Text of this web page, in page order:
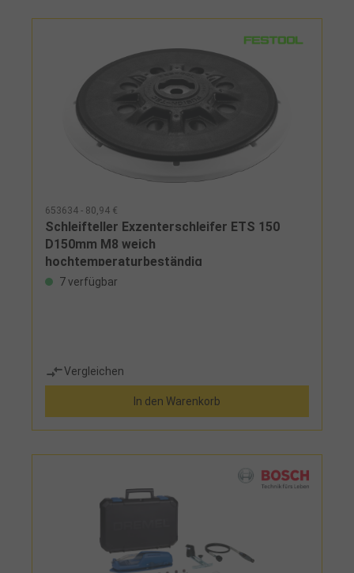
653634 - 80,94 €
Schleifteller Exzenterschleifer ETS 150
D150mm M8 weich
hochtemperaturbeständig
7 verfügbar
Vergleichen
In den Warenkorb